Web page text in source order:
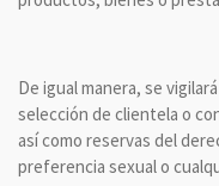
De igual manera, se
selección de clientela o
así como reservas del
preferencia sexual o